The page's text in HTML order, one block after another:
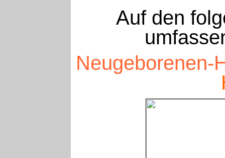
Auf den
Neugeborenen-